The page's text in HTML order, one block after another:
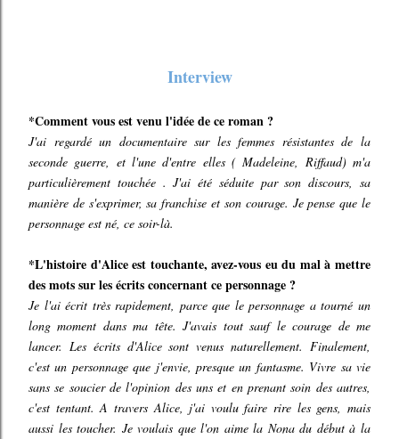
Interview
*Comment vous est venu l'idée de ce roman ?
J'ai regardé un documentaire sur les femmes résistantes de la
seconde guerre, et l'une d'entre elles ( Madeleine, Riffaud) m'a
particulièrement touchée . J'ai été séduite par son discours, sa
manière de s'exprimer, sa franchise et son courage. Je pense que le
personnage est né, ce soir-là.
*L'histoire d'Alice est touchante, avez-vous eu du mal à mettre
des mots sur les écrits concernant ce personnage ?
Je l'ai écrit très rapidement, parce que le personnage a tourné un
long moment dans ma tête. J'avais tout sauf le courage de me
lancer. Les écrits d'Alice sont venus naturellement. Finalement,
c'est un personnage que j'envie, presque un fantasme. Vivre sa vie
sans se soucier de l'opinion des uns et en prenant soin des autres,
c'est tentant. A travers Alice, j'ai voulu faire rire les gens, mais
aussi les toucher. Je voulais que l'on aime la Nona du début à la